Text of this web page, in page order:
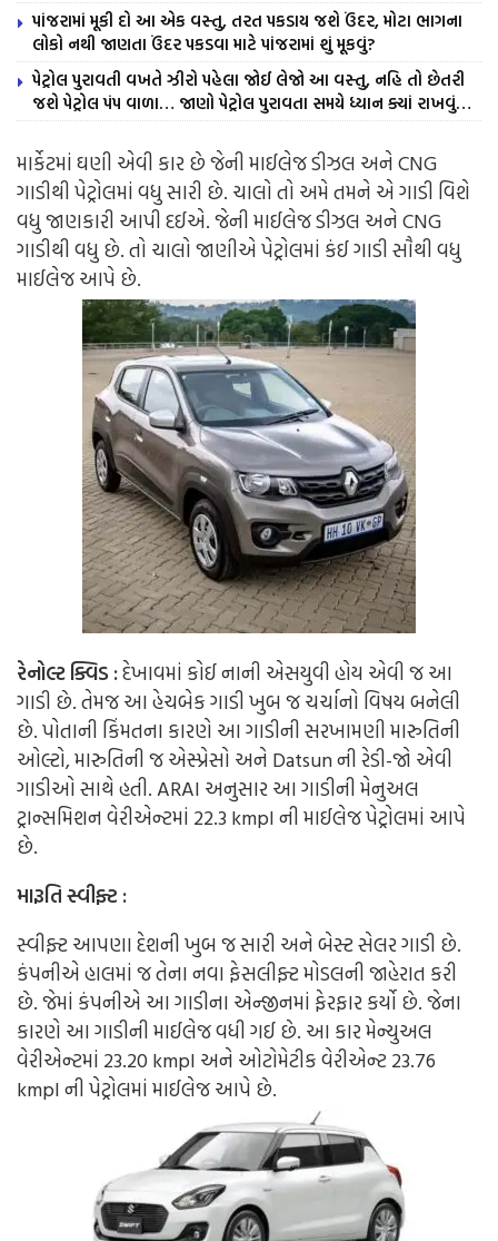
પાંજરામાં મૂકી દો આ એક વસ્તુ, તરત પકડાય જશે ઉંદર, મોટા ભાગના
લોકો નથી જાણતા ઉંદર પકડવા માટે પાંજરામાં શું મૂકવું?
પેટ્રોલ પુરાવતી વખતે ઝીરો પહેલા જોઈ લેજો આ વસ્તુ, નહિ તો છેતરી
જશે પેટ્રોલ પંપ વાળા… જાણો પેટ્રોલ પુરાવતા સમયે ધ્યાન ક્યાં રાખવું…
માર્કેટમાં ઘણી એવી કાર છે જેની માઈલેજ ડીઝલ અને CNG
ગાડીથી પેટ્રોલમાં વધુ સારી છે. ચાલો તો અમે તમને એ ગાડી વિશે
વધુ જાણકારી આપી દઈએ. જેની માઈલેજ ડીઝલ અને CNG
ગાડીથી વધુ છે. તો ચાલો જાણીએ પેટ્રોલમાં કંઈ ગાડી સૌથી વધુ
માઈલેજ આપે છે.
રેનોલ્ટ ક્વિડ :દેખાવમાં કોઈ નાની એસયુવી હોય એવી જ આ
ગાડી છે. તેમજ આ હેચબેક ગાડી ખુબ જ ચર્ચાનો વિષય બનેલી
છે. પોતાની કિંમતના કારણે આ ગાડીની સરખામણી મારુતિની
ઓલ્ટો, મારુતિની જ એસ્પ્રેસો અને Datsun ની રેડી-જો એવી
ગાડીઓ સાથે હતી. ARAI અનુસાર આ ગાડીની મેનુઅલ
ટ્રાન્સમિશન વેરીએન્ટમાં 22.3 kmpl ની માઈલેજ પેટ્રોલમાં આપે
છે.
મારૂતિ સ્વીફ્ટ :
સ્વીફ્ટ આપણા દેશની ખુબ જ સારી અને બેસ્ટ સેલર ગાડી છે.
કંપનીએ હાલમાં જ તેના નવા ફેસલીફ્ટ મોડલની જાહેરાત કરી
છે. જેમાં કંપનીએ આ ગાડીના એન્જીનમાં ફેરફાર કર્યો છે. જેના
કારણે આ ગાડીની માઈલેજ વધી ગઈ છે. આ કાર મેન્યુઅલ
વેરીએન્ટમાં 23.20 kmpl અને ઓટોમેટીક વેરીએન્ટ 23.76
kmpl ની પેટ્રોલમાં માઈલેજ આપે છે.